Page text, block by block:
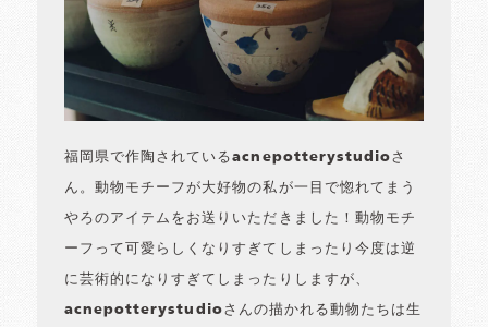
福岡県で作陶されているacnepotterystudioさ
ん。動物モチーフが大好物の私が一目で惚れてまう
やろのアイテムをお送りいただきました！動物モチ
ーフって可愛らしくなりすぎてしまったり今度は逆
に芸術的になりすぎてしまったりしますが、
acnepotterystudioさんの描かれる動物たちは生